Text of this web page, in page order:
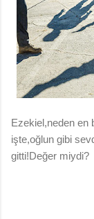
Ezekiel,neden en
işte,oğlun gibi
gitti!Değer miydi?